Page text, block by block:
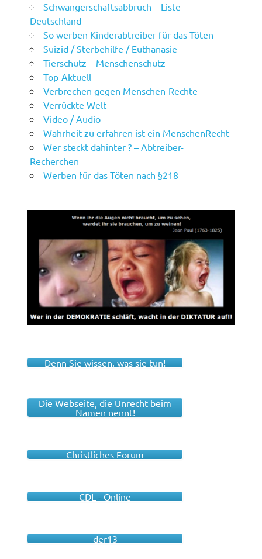
Schwangerschaftsabbruch – Liste –
Deutschland
So werben Kinderabtreiber für das Töten
Suizid / Sterbehilfe / Euthanasie
Tierschutz – Menschenschutz
Top-Aktuell
Verbrechen gegen Menschen-Rechte
Verrückte Welt
Video / Audio
Wahrheit zu erfahren ist ein MenschenRecht
Wer steckt dahinter ? – Abtreiber-
Recherchen
Werben für das Töten nach §218
Denn Sie wissen, was sie tun!
Die Webseite, die Unrecht beim
Namen nennt!
Christliches Forum
CDL - Online
der13